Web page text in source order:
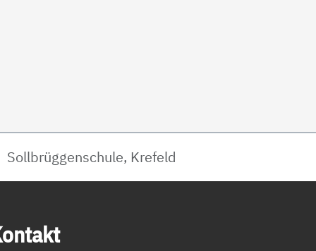
Sollbrüggenschule, Krefeld